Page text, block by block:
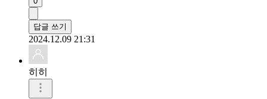
답글 쓰기
2024.12.09 21:31
히히